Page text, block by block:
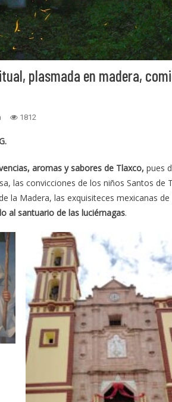
plasmada en madera,
1812
aromas y sabores de Tlaxco, pues
las convicciones de los niños Santos de
la Madera, las exquisiteces mexicanas
al santuario de las luciérnagas.